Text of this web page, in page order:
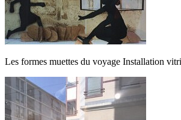
Les formes muettes du voyage Installation